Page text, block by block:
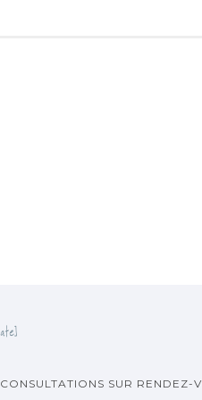
CONSULTATIONS SUR RENDEZ-